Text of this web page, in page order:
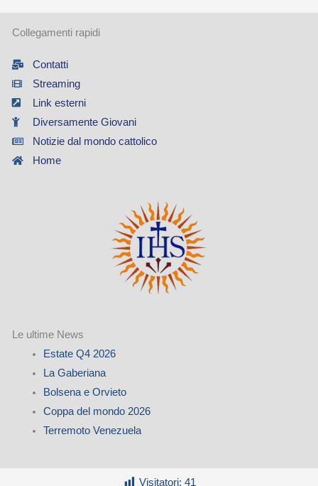
Collegamenti rapidi
Contatti
Streaming
Link esterni
Diversamente Giovani
Notizie dal mondo cattolico
Home
Le ultime News
Estate Q4 2026
La Gaberiana
Bolsena e Orvieto
Coppa del mondo 2026
Terremoto Venezuela
Visitatori: 41